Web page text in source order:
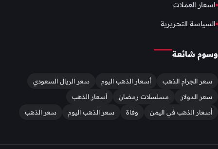
اسعار العملات
السياسة التحريرية
وسوم شائعة
سعر الجرام الذهب أسعار الذهب اليوم
سعر الريال السعودي
سعر الدولار
مسلسلات رمضان
أسعار الذهب
أسعار الذهب في اليمن
وفاة سعر الذهب اليوم سعر الذهب